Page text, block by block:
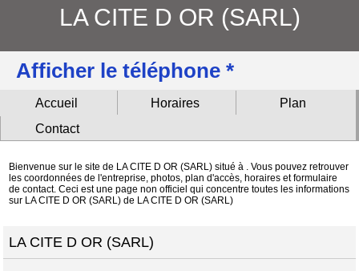
LA CITE D OR (SARL)
Afficher le téléphone *
Accueil Horaires
Plan
Contact
Bienvenue sur le site de LA CITE D OR (SARL) situé à . Vous pouvez retrouver
les coordonnées de l'entreprise, photos, plan d'accès, horaires et formulaire
de contact. Ceci est une page non officiel qui concentre toutes les informations
sur LA CITE D OR (SARL) de LA CITE D OR (SARL)
LA CITE D OR (SARL)